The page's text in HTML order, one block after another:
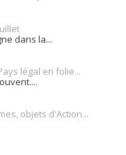
dans la...
légal en folie...
objets d'Action...